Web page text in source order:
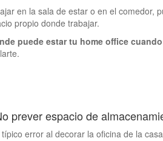
en la sala de estar o en el comedor,
propio donde trabajar.
puede estar tu home office
prever espacio de
error al decorar la oficina de la